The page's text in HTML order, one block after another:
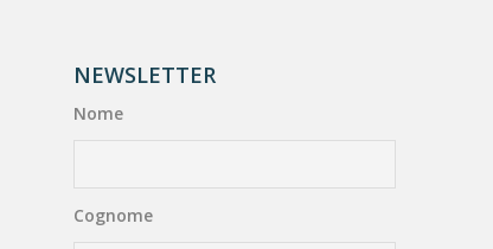
NEWSLETTER
Nome
Cognome